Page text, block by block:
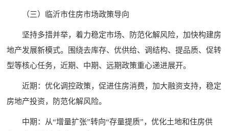
（三）临沂市住房市场政策导向
坚持多措并举，着力稳定市场、防范化解风险，加快构建房
地产发展新模式。围绕去库存、优供给、调结构、提品质、促转
型等核心任务，近期、中期、远期政策重心递进展开。
近期：优化调控政策，促进住房消费，加大融资支持，稳定
房地产投资，防范化解风险。
中期：从“增量扩张”转向“存量提质”，优化土地和住房供